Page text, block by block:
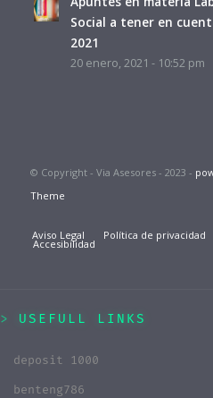
Social a tener en
2021
20 enero, 2021 - 10:52 pm
© Copyright - Via Asesores - 2023 -
Theme
Aviso Legal Política de privacidad
Accesibilidad
USEFULL LINKS
deposit 1000
benteng786